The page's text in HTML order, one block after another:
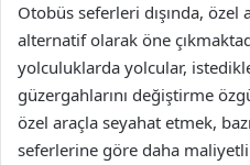
Otobüs seferleri dışında,
alternatif olarak öne
yolculuklarda yolcular,
güzergahlarını değiştirme
özel araçla seyahat etmek,
seferlerine göre daha